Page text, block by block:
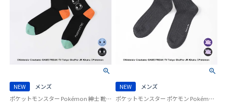
NEW
メンズ
ポケットモンスター Pokémon 紳士 靴下 男性
NEW
メンズ
ポケットモンスター ポケモン Pokémon 公式オンラインショップ 紳士 靴下 男性